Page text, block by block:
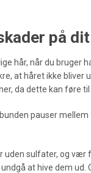
på
hår, når du bruger
at håret ikke bliver
da dette kan føre
pauser
uden sulfater, og vær
at hive dem